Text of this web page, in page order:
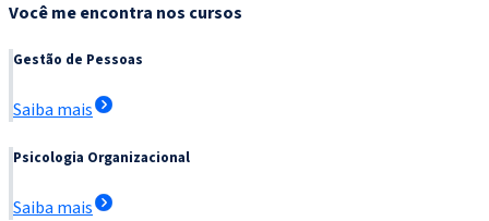
Você me encontra nos cursos
Gestão de Pessoas
Saiba mais
Psicologia Organizacional
Saiba mais